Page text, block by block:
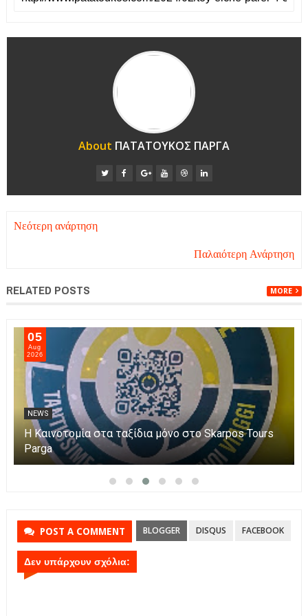
About ΠΑΤΑΤΟΥΚΟΣ ΠΑΡΓΑ
Νεότερη ανάρτηση
Παλαιότερη Ανάρτηση
RELATED POSTS MORE
05
Aug
2026
NEWS
Η Καινοτομία στα ταξίδια μόνο στο Skarpos Tours
Parga
POST A COMMENT BLOGGER DISQUS FACEBOOK
Δεν υπάρχουν σχόλια: